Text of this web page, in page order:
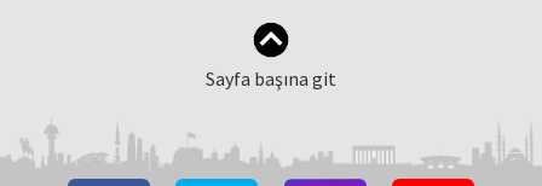
Sayfa başına git